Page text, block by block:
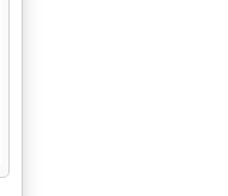
INVESTIMENTI'